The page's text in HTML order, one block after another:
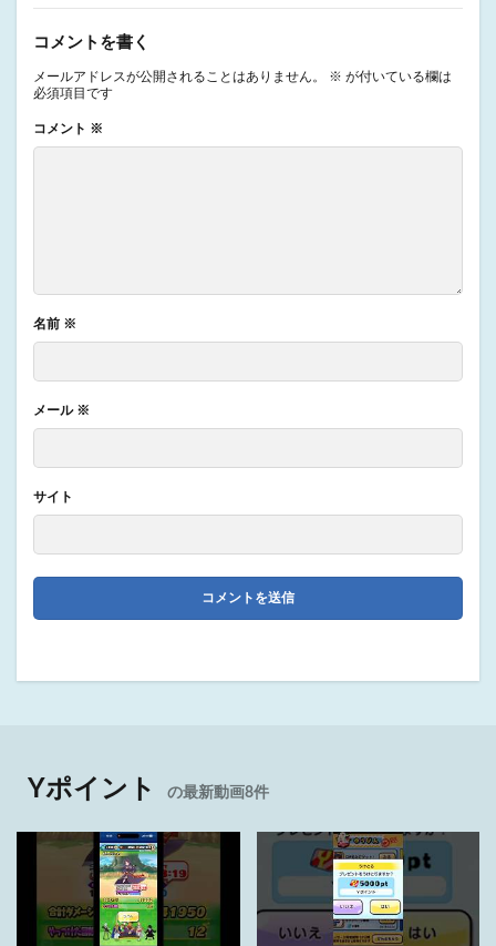
コメントを書く
メールアドレスが公開されることはありません。 ※ が付いている欄は
必須項目です
コメント ※
名前 ※
メール ※
サイト
Yポイント の最新動画8件